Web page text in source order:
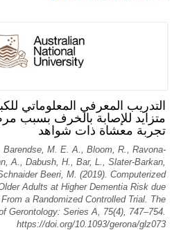
التدريب المعرفي المعلوماتي
متزايد للإصابة بالخرف بسبب
تجربة معشاة ذات شواهد
Barendse, M. E. A., Bloom, R., Ravona-
A., Dabush, H., Bar, L., Slater-Barkan,
Beeri, M. (2019). Computerized
Adults at Higher Dementia Risk due
a Randomized Controlled Trial. The
Gerontology: Series A, 75(4), 747–754.
https://doi.org/10.1093/gerona/glz073